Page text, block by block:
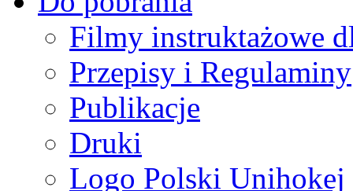
Filmy instruktażowe
Przepisy i Regulaminy
Publikacje
Druki
Logo Polski Unihokej